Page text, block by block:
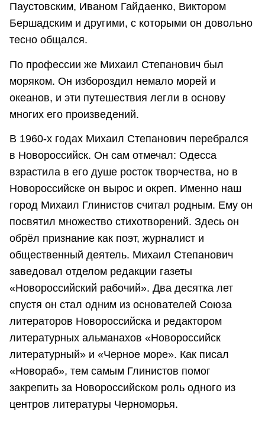
Паустовским, Иваном Гайдаенко, Виктором
Бершадским и другими, с которыми он довольно
тесно общался.
По профессии же Михаил Степанович был
моряком. Он избороздил немало морей и
океанов, и эти путешествия легли в основу
многих его произведений.
В 1960-х годах Михаил Степанович перебрался
в Новороссийск. Он сам отмечал: Одесса
взрастила в его душе росток творчества, но в
Новороссийске он вырос и окреп. Именно наш
город Михаил Глинистов считал родным. Ему он
посвятил множество стихотворений. Здесь он
обрёл признание как поэт, журналист и
общественный деятель. Михаил Степанович
заведовал отделом редакции газеты
«Новороссийский рабочий». Два десятка лет
спустя он стал одним из основателей Союза
литераторов Новороссийска и редактором
литературных альманахов «Новороссийск
литературный» и «Черное море». Как писал
«Новораб», тем самым Глинистов помог
закрепить за Новороссийском роль одного из
центров литературы Черноморья.